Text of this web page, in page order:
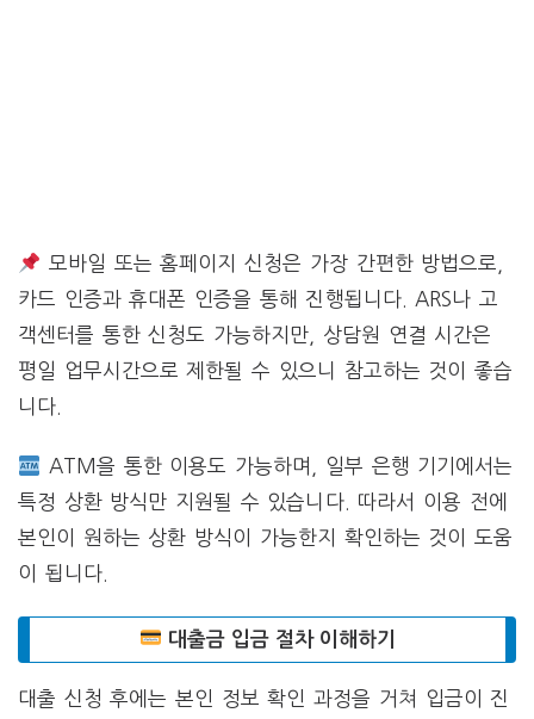
모바일 또는 홈페이지 신청은 가장 간편한 방법으로,
카드 인증과 휴대폰 인증을 통해 진행됩니다. ARS나 고
객센터를 통한 신청도 가능하지만, 상담원 연결 시간은
평일 업무시간으로 제한될 수 있으니 참고하는 것이 좋습
니다.
ATM을 통한 이용도 가능하며, 일부 은행 기기에서는
특정 상환 방식만 지원될 수 있습니다. 따라서 이용 전에
본인이 원하는 상환 방식이 가능한지 확인하는 것이 도움
이 됩니다.
대출금 입금 절차 이해하기
대출 신청 후에는 본인 정보 확인 과정을 거쳐 입금이 진